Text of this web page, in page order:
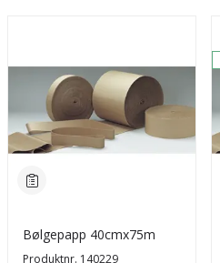
Bølgepapp 40cmx75m
Produktnr. 140229